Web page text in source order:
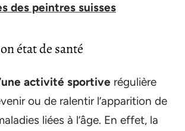
des peintres suisses
état de santé
activité sportive régulière
ou de ralentir l’apparition de
liées à l’âge. En effet, la